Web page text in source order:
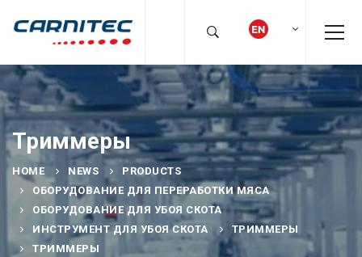
Триммеры
HOME NEWS
PRODUCTS
ОБОРУДОВАНИЕ ДЛЯ ПЕРЕРАБОТКИ МЯСА
ОБОРУДОВАНИЕ ДЛЯ УБОЯ СКОТА
ИНСТРУМЕНТ ДЛЯ УБОЯ СКОТА
ТРИММЕРЫ
ТРИММЕРЫ